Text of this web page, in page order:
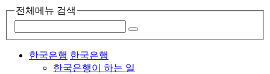
전체메뉴 검색
한국은행 한국은행
한국은행이 하는 일